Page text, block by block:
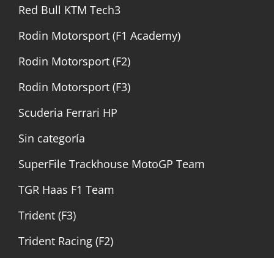
Red Bull KTM Tech3
Rodin Motorsport (F1 Academy)
Rodin Motorsport (F2)
Rodin Motorsport (F3)
Scuderia Ferrari HP
Sin categoría
SuperFile Trackhouse MotoGP Team
TGR Haas F1 Team
Trident (F3)
Trident Racing (F2)